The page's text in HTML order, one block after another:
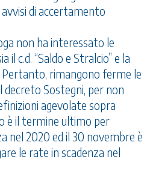
di accertamento
non ha interessato le
il c.d. “Saldo e Stralcio” e la
Pertanto, rimangono ferme le
Sostegni, per non
agevolate sopra
è il termine ultimo per
nel 2020 ed il 30 novembre è
le rate in scadenza nel